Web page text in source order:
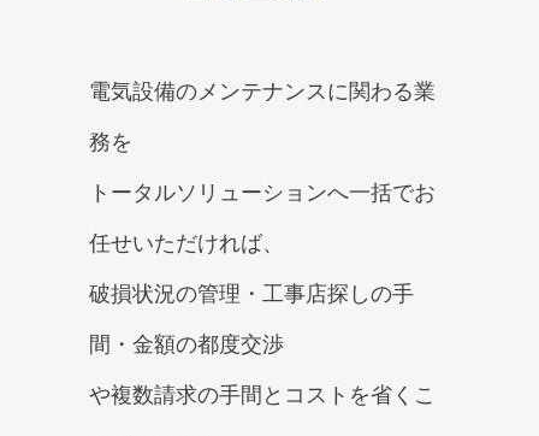
電気設備のメンテナンスに関わる業
務を
トータルソリューションへ一括でお
任せいただければ、
破損状況の管理・工事店探しの手
間・金額の都度交渉
や複数請求の手間とコストを省くこ